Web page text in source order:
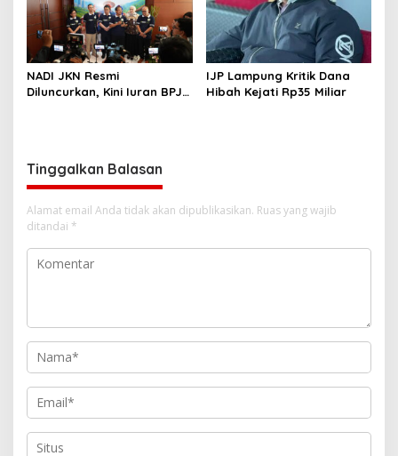
NADI JKN Resmi
Diluncurkan, Kini Iuran BPJS
IJP Lampung Kritik Dana
Hibah Kejati Rp35 Miliar
Tinggalkan Balasan
Alamat email Anda tidak akan dipublikasikan. Ruas yang wajib
ditandai *